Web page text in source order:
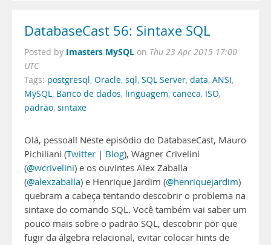
DatabaseCast 56: Sintaxe SQL
Posted by Imasters MySQL on Thu 23 Apr 2015 17:00
UTC
Tags: postgresql, Oracle, sql, SQL Server, data, ANSI,
MySQL, Banco de dados, linguagem, caneca, ISO,
padrão, sintaxe
Olá, pessoal! Neste episódio do DatabaseCast, Mauro
Pichiliani (Twitter | Blog), Wagner Crivelini
(@wcrivelini) e os ouvintes Alex Zaballa
(@alexzaballa) e Henrique Jardim (@henriquejardim)
quebram a cabeça tentando descobrir o problema na
sintaxe do comando SQL. Você também vai saber um
pouco mais sobre o padrão SQL, descobrir por que
fugir da álgebra relacional, evitar colocar hints de